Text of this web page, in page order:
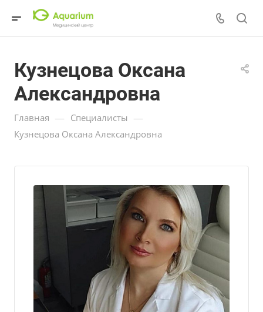
Кузнецова Оксана
Александровна
Главная — Специалисты —
Кузнецова Оксана Александровна